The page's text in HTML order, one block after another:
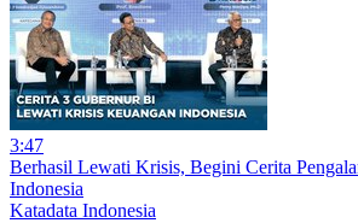
3:47
Berhasil Lewati Krisis, Begini Cerita
Indonesia
Katadata Indonesia